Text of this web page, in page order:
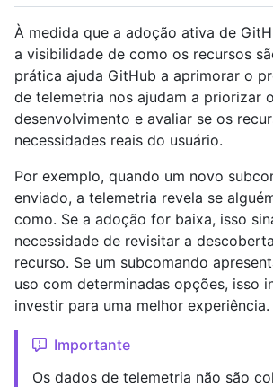
À medida que a adoção ativa de
a visibilidade de como os recursos
prática ajuda GitHub a aprimorar o
de telemetria nos ajudam a priorizar
desenvolvimento e avaliar se os
necessidades reais do usuário.
Por exemplo, quando um novo
enviado, a telemetria revela se
como. Se a adoção for baixa, isso
necessidade de revisitar a
recurso. Se um subcomando
uso com determinadas opções, isso
investir para uma melhor experiência.
Importante
Os dados de telemetria não são